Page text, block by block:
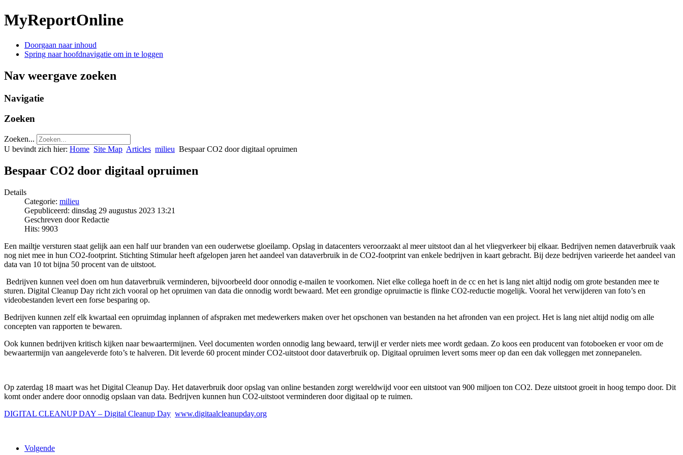
MyReportOnline
Doorgaan naar inhoud
Spring naar hoofdnavigatie om in te loggen
Nav weergave zoeken
Navigatie
Zoeken
Zoeken...
U bevindt zich hier: Home Site Map Articles milieu Bespaar CO2 door digitaal opruimen
Bespaar CO2 door digitaal opruimen
Details
Categorie: milieu
Gepubliceerd: dinsdag 29 augustus 2023 13:21
Geschreven door Redactie
Hits: 9903
Een mailtje versturen staat gelijk aan een half uur branden van een ouderwetse gloeilamp. Opslag in datacenters veroorzaakt al meer uitstoot dan al het vliegverkeer bij elkaar. Bedrijven nemen dataverbruik vaak
nog niet mee in hun CO2-footprint. Stichting Stimular heeft afgelopen jaren het aandeel van dataverbruik in de CO2-footprint van enkele bedrijven in kaart gebracht. Bij deze bedrijven varieerde het aandeel van
data van 10 tot bijna 50 procent van de uitstoot.
Bedrijven kunnen veel doen om hun dataverbruik verminderen, bijvoorbeeld door onnodig e-mailen te voorkomen. Niet elke collega hoeft in de cc en het is lang niet altijd nodig om grote bestanden mee te
sturen. Digital Cleanup Day richt zich vooral op het opruimen van data die onnodig wordt bewaard. Met een grondige opruimactie is flinke CO2-reductie mogelijk. Vooral het verwijderen van foto’s en
videobestanden levert een forse besparing op.
Bedrijven kunnen zelf elk kwartaal een opruimdag inplannen of afspraken met medewerkers maken over het opschonen van bestanden na het afronden van een project. Het is lang niet altijd nodig om alle
concepten van rapporten te bewaren.
Ook kunnen bedrijven kritisch kijken naar bewaartermijnen. Veel documenten worden onnodig lang bewaard, terwijl er verder niets mee wordt gedaan. Zo koos een producent van fotoboeken er voor om de
bewaartermijn van aangeleverde foto’s te halveren. Dit leverde 60 procent minder CO2-uitstoot door dataverbruik op. Digitaal opruimen levert soms meer op dan een dak volleggen met zonnepanelen.
Op zaterdag 18 maart was het Digital Cleanup Day. Het dataverbruik door opslag van online bestanden zorgt wereldwijd voor een uitstoot van 900 miljoen ton CO2. Deze uitstoot groeit in hoog tempo door. Dit
komt onder andere door onnodig opslaan van data. Bedrijven kunnen hun CO2-uitstoot verminderen door digitaal op te ruimen.
DIGITAL CLEANUP DAY – Digital Cleanup Day www.digitaalcleanupday.org
Volgende